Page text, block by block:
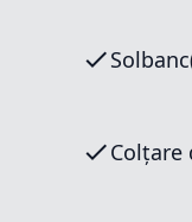
Colțare